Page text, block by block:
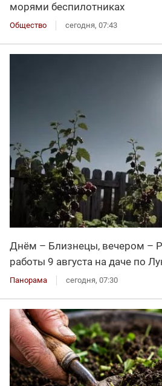
морями беспилотниках
Общество сегодня, 07:43
Днём – Близнецы, вечером –
работы 9 августа на даче по
Панорама сегодня, 07:30